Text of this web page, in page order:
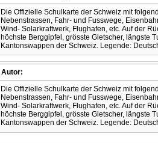
Die Offizielle Schulkarte der Schweiz mit
Nebenstrassen, Fahr- und Fusswege,
Wind- Solarkraftwerk, Flughafen, etc. Auf der
höchste Berggipfel, grösste Gletscher, längste
Kantonswappen der Schweiz. Legende:
Autor:
Die Offizielle Schulkarte der Schweiz mit
Nebenstrassen, Fahr- und Fusswege,
Wind- Solarkraftwerk, Flughafen, etc. Auf der
höchste Berggipfel, grösste Gletscher, längste
Kantonswappen der Schweiz. Legende: